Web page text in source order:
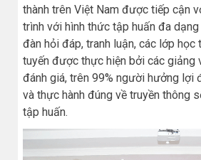
thành trên Việt Nam được tiếp cận
trình với hình thức tập huấn đa
đàn hỏi đáp, tranh luận, các lớp
tuyến được thực hiện bởi các giảng
đánh giá, trên 99% người hưởng lợi
và thực hành đúng về truyền thông
tập huấn.